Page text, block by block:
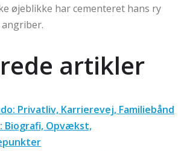
øjeblikke har cementeret hans ry
artikler
Privatliv, Karrierevej, Familiebånd
Biografi, Opvækst,